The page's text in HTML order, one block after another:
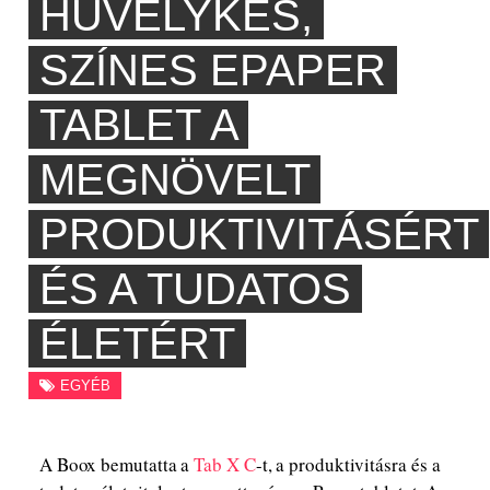
HÜVELYKES,
SZÍNES EPAPER
TABLET A
MEGNÖVELT
PRODUKTIVITÁSÉRT
ÉS A TUDATOS
ÉLETÉRT
EGYÉB
A Boox bemutatta aTab X C-t, a produktivitásra és a